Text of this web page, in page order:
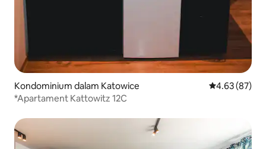
Kondominium dalam Katowice Penarafan
4.63 (87)
*Apartament Kattowitz 12C